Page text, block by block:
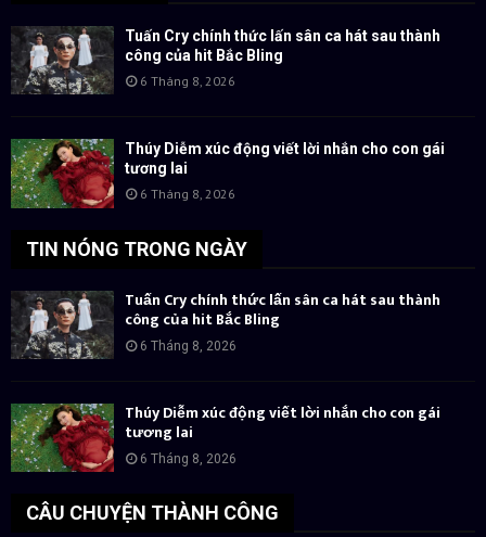
Tuấn Cry chính thức lấn sân ca hát sau thành
công của hit Bắc Bling
6 Tháng 8, 2026
Thúy Diễm xúc động viết lời nhắn cho con gái
tương lai
6 Tháng 8, 2026
TIN NÓNG TRONG NGÀY
Tuấn Cry chính thức lấn sân ca hát sau thành
công của hit Bắc Bling
6 Tháng 8, 2026
Thúy Diễm xúc động viết lời nhắn cho con gái
tương lai
6 Tháng 8, 2026
CÂU CHUYỆN THÀNH CÔNG